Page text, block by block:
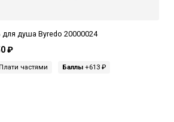
для душа Byredo 20000024
₽
Плати частями Баллы+613 ₽